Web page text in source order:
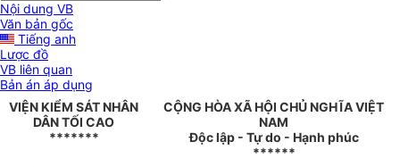
Nội dung VB
Văn bản gốc
Tiếng anh
Lược đồ
VB liên quan
Bản án áp dụng
VIỆN KIỂM SÁT NHÂN
DÂN TỐI CAO
*******
CỘNG HÒA XÃ HỘI CHỦ NGHĨA VIỆT
NAM
Độc lập - Tự do - Hạnh phúc
******